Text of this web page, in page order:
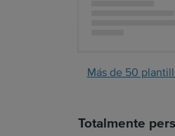
Más de 50
Totalmente